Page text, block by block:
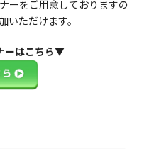
ーをご用意しておりますの
いただけます。
ーはこちら▼